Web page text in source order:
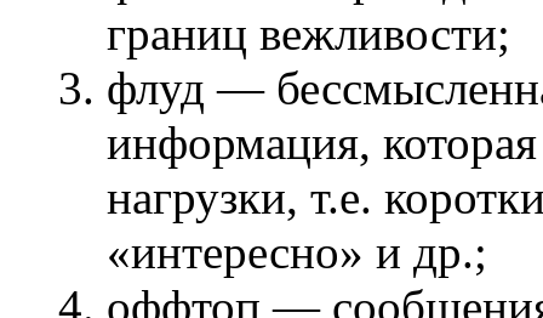
границ вежливости;
флуд —
информация,
нагрузки, т.е.
«интересно» и др.;
оффтоп — сообщения